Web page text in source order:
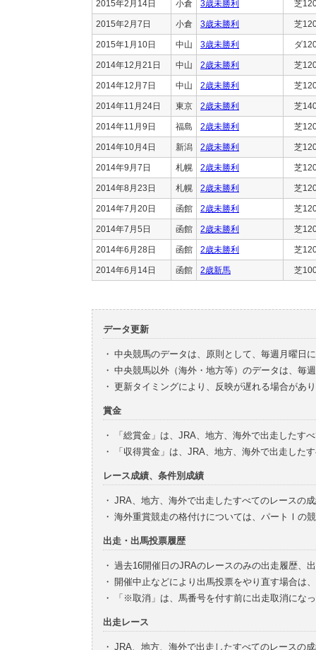
2015年2月14日 小倉 3歳未勝利 芝
2015年2月7日 小倉 3歳未勝利 芝
2015年1月10日 中山 3歳未勝利 ダ
2014年12月21日 中山 2歳未勝利 芝
2014年12月7日 中山 2歳未勝利 芝
2014年11月24日 東京 2歳未勝利 芝
2014年11月9日 福島 2歳未勝利 芝
2014年10月4日 新潟 2歳未勝利 芝
2014年9月7日 札幌 2歳未勝利 芝
2014年8月23日 札幌 2歳未勝利 芝
2014年7月20日 函館 2歳未勝利 芝
2014年7月5日 函館 2歳未勝利 芝
2014年6月28日 函館 2歳未勝利 芝
2014年6月14日 函館 2歳新馬 芝
データ更新
・ 中央競馬のデータは、原則として、毎週月曜日
・ 中央競馬以外（海外・地方等）のデータは、毎
・ 更新タイミングにより、反映が遅れる場合があ
賞金
・
「総賞金」は、JRA、地方、海外で出走したす
・
「収得賞金」は、JRA、地方、海外で出走した
レース成績、条件別成績
・ JRA、地方、海外で出走したすべてのレースの
・ 海外重賞競走の格付けについては、パートⅠの
出走・出馬投票履歴
・ 過去16開催日のJRAのレースのみの出走履歴、
・ 開催中止などにより出馬投票をやり直す場合は
・
「※取消」は、馬番号を付す前に出走取消にな
出走レース
・ JRA、地方、海外で出走したすべてのレースの